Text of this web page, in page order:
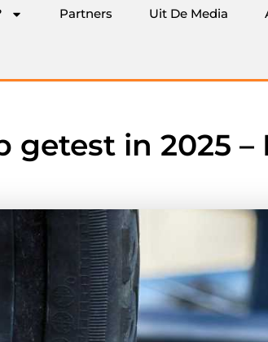
Partners Uit De Media
in 2025 –